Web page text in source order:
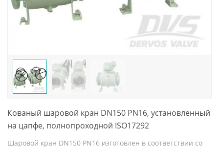
Кованый шаровой кран DN150 PN16, установленный
на цапфе, полнопроходной ISO17292
Шаровой кран DN150 PN16 изготовлен в соответствии со